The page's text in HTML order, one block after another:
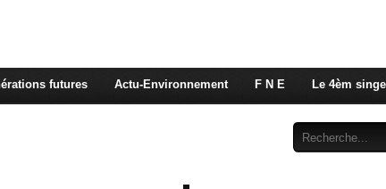
futures Actu-Environnement F N E Le 4èm singe